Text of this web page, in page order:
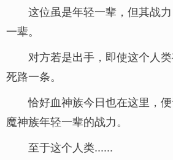
这位虽是年轻一辈，但其战
一辈。
对方若是出手，即使这个人
死路一条。
恰好血神族今日也在这里，
魔神族年轻一辈的战力。
至于这个人类......